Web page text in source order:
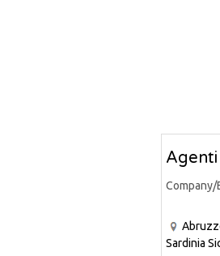
Agenti
Company/
Sardinia